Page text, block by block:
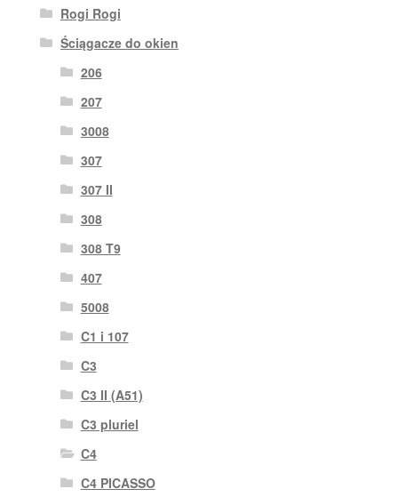
Rogi Rogi
Ściągacze do okien
206
207
3008
307
307 II
308
308 T9
407
5008
C1 i 107
C3
C3 II (A51)
C3 pluriel
C4
C4 PICASSO